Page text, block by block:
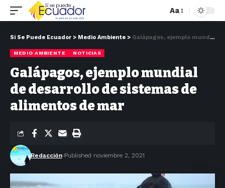
Aa
Si Se Puede Ecuador > Medio Ambiente > Galápagos, ejemplo mundial de desarrollo de sistemas de alimentos de mar
MEDIO AMBIENTE NOTICIAS
Galápagos, ejemplo mundial
de desarrollo de sistemas de
alimentos de mar
Redacción Published noviembre 2, 2021